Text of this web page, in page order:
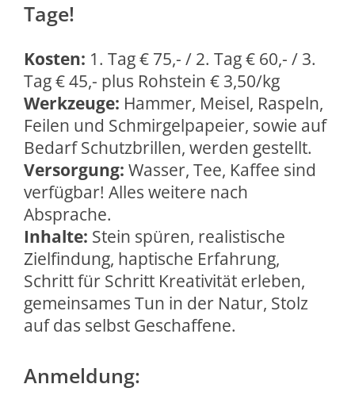
Tage!
Kosten: 1. Tag € 75,- / 2. Tag € 60,- / 3.
Tag € 45,- plus Rohstein € 3,50/kg
Werkzeuge: Hammer, Meisel, Raspeln,
Feilen und Schmirgelpapeier, sowie auf
Bedarf Schutzbrillen, werden gestellt.
Versorgung: Wasser, Tee, Kaffee sind
verfügbar! Alles weitere nach
Absprache.
Inhalte: Stein spüren, realistische
Zielfindung, haptische Erfahrung,
Schritt für Schritt Kreativität erleben,
gemeinsames Tun in der Natur, Stolz
auf das selbst Geschaffene.
Anmeldung: